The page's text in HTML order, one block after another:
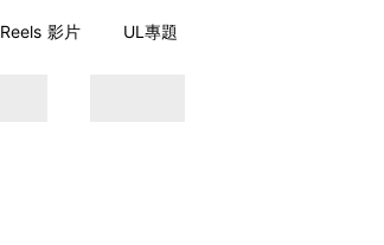
Reels 影片 UL專題